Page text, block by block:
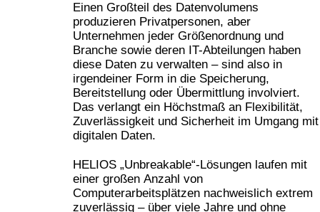
Einen Großteil des Datenvolumens
produzieren Privatpersonen, aber
Unternehmen jeder Größenordnung und
Branche sowie deren IT-Abteilungen haben
diese Daten zu verwalten – sind also in
irgendeiner Form in die Speicherung,
Bereitstellung oder Übermittlung involviert.
Das verlangt ein Höchstmaß an Flexibilität,
Zuverlässigkeit und Sicherheit im Umgang mit
digitalen Daten.
HELIOS „Unbreakable“-Lösungen laufen mit
einer großen Anzahl von
Computerarbeitsplätzen nachweislich extrem
zuverlässig – über viele Jahre und ohne